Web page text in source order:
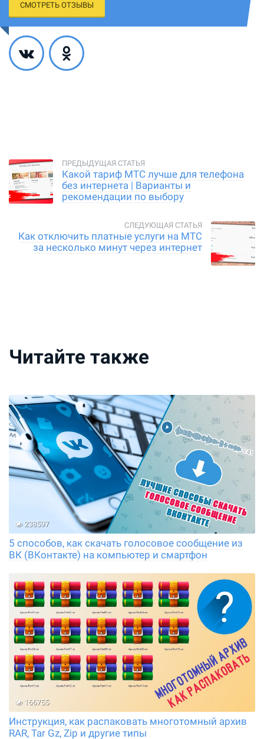
СМОТРЕТЬ ОТЗЫВЫ
Какой тариф МТС лучше для телефона
без интернета | Варианты и
рекомендации по выбору
Как отключить платные услуги на МТС
за несколько минут через интернет
Читайте также
238597
5 способов, как скачать голосовое сообщение из
ВК (ВКонтакте) на компьютер и смартфон
166755
Инструкция, как распаковать многотомный архив
RAR, Tar Gz, Zip и другие типы